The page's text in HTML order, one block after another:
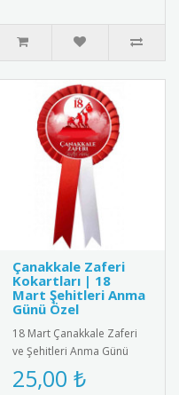
Çanakkale Zaferi
Kokartları | 18
Mart Şehitleri Anma
Günü Özel
18 Mart Çanakkale Zaferi
ve Şehitleri Anma Günü
için özel tasarlanmış
kaliteli kokart seti.
25,00 ₺